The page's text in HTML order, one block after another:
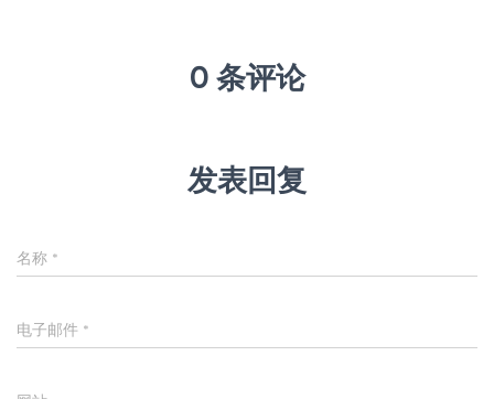
0 条评论
发表回复
名称 *
电子邮件 *